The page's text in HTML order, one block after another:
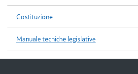
Costituzione
Manuale tecniche legislative